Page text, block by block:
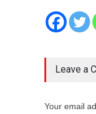
Leave a
Your email